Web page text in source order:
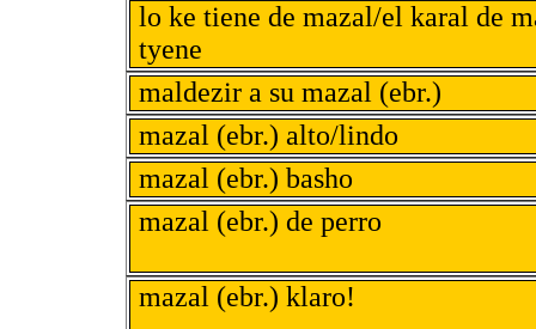
lo ke tiene de mazal/el karal de
tyene
maldezir a su mazal (ebr.)
mazal (ebr.) alto/lindo
mazal (ebr.) basho
mazal (ebr.) de perro
mazal (ebr.) klaro!